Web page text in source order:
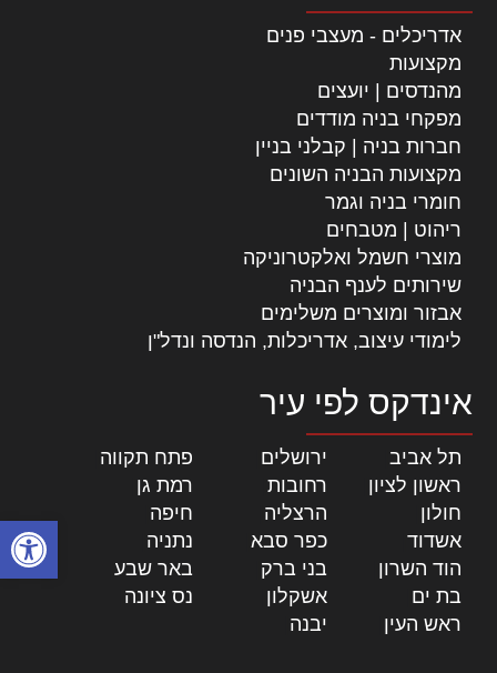
פתח
אדריכלים - מעצבי פנים
מקצועות
מהנדסים | יועצים
מפקחי בניה מודדים
חברות בניה | קבלני בניין
מקצועות הבניה השונים
חומרי בניה וגמר
ריהוט | מטבחים
מוצרי חשמל ואלקטרוניקה
שירותים לענף הבניה
אבזור ומוצרים משלימים
לימודי עיצוב, אדריכלות, הנדסה ונדל"ן
אינדקס לפי עיר
תל אביב ירושלים פתח תקווה
ראשון לציון
רחובות רמת גן
חולון
הרצליה חיפה
אשדוד
כפר סבא נתניה
הוד השרון
בני ברק באר שבע
בת ים
אשקלון נס ציונה
ראש העין
יבנה